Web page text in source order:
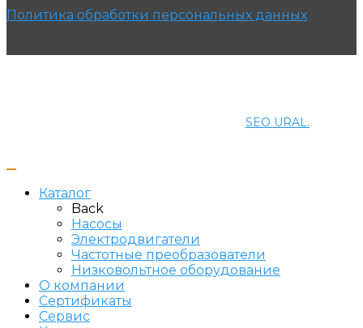
Политика обработки персональных данных
SEO URAL.
Каталог
Back
Насосы
Электродвигатели
Частотные преобразователи
Низковольтное оборудование
О компании
Сертификаты
Сервис